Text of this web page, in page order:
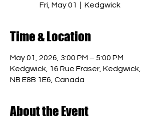
Fri, May 01 Kedgwick
Time & Location
May 01, 2026, 3:00 PM – 5:00 PM
Kedgwick, 16 Rue Fraser, Kedgwick,
NB E8B 1E6, Canada
About the Event